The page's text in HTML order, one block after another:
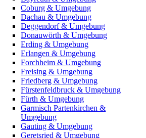
Coburg & Umgebung
Dachau & Umgebung
Deggendorf & Umgebung
Donauwörth & Umgebung
Erding & Umgebung
Erlangen & Umgebung
Forchheim & Umgebung
Freising & Umgebung
Friedberg & Umgebung
Fürstenfeldbruck & Umgebung
Fürth & Umgebung
Garmisch Partenkirchen &
Umgebung
Gauting & Umgebung
Geretsried & Umgebung